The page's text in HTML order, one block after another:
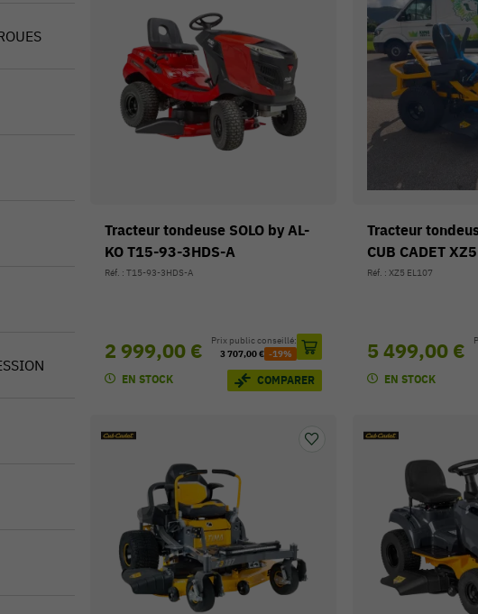
Tracteur tondeuse SOLO by AL-
KO T15-93-3HDS-A
Réf. : T15-93-3HDS-A
2 999,00 €
Prix public conseillé:
3 707,00 € -19%
EN STOCK COMPARER
Tracteur
CUB CADET
Réf. : XZ5 EL107
5 499,00 €
EN STOCK